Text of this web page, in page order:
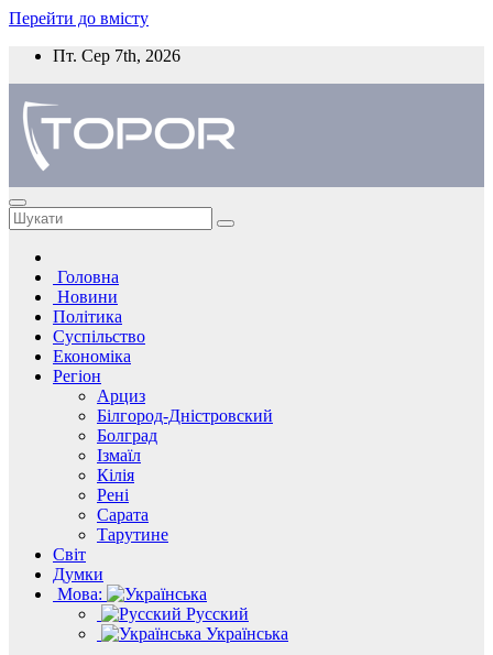
Перейти до вмісту
Пт. Сер 7th, 2026
Головна
Новини
Політика
Суспільство
Економіка
Регіон
Арциз
Білгород-Дністровский
Болград
Ізмаїл
Кілія
Рені
Сарата
Тарутине
Світ
Думки
Мова:
Русский
Українська